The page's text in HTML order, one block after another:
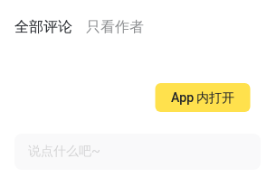
全部评论 只看作者
说点什么吧~
App 内打开